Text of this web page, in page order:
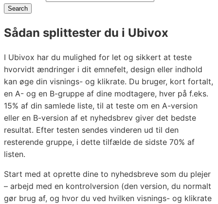
Search
Sådan splittester du i Ubivox
I Ubivox har du mulighed for let og sikkert at teste
hvorvidt ændringer i dit emnefelt, design eller indhold
kan øge din visnings- og klikrate. Du bruger, kort fortalt,
en A- og en B-gruppe af dine modtagere, hver på f.eks.
15% af din samlede liste, til at teste om en A-version
eller en B-version af et nyhedsbrev giver det bedste
resultat. Efter testen sendes vinderen ud til den
resterende gruppe, i dette tilfælde de sidste 70% af
listen.
Start med at oprette dine to nyhedsbreve som du plejer
– arbejd med en kontrolversion (den version, du normalt
gør brug af, og hvor du ved hvilken visnings- og klikrate